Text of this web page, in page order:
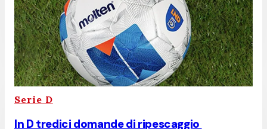
Serie D
In D tredici domande di ripescaggio